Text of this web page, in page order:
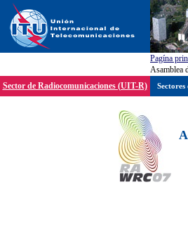
Pagína
Asamblea
Sector de Radiocomunicaciones (UIT-R)